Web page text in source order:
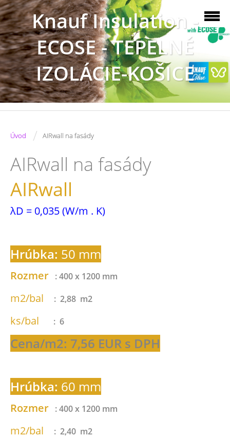
Knauf Insulation -
ECOSE - TEPELNÉ
IZOLÁCIE-KOŠICE
Úvod / AIRwall na fasády
AIRwall na fasády
AIRwall
λD = 0,035 (W/m . K)
Hrúbka: 50 mm
Rozmer : 400 x 1200 mm
m2/bal : 2,88 m2
ks/bal : 6
Cena/m2: 7,56 EUR s DPH
Hrúbka: 60 mm
Rozmer : 400 x 1200 mm
m2/bal : 2,40 m2